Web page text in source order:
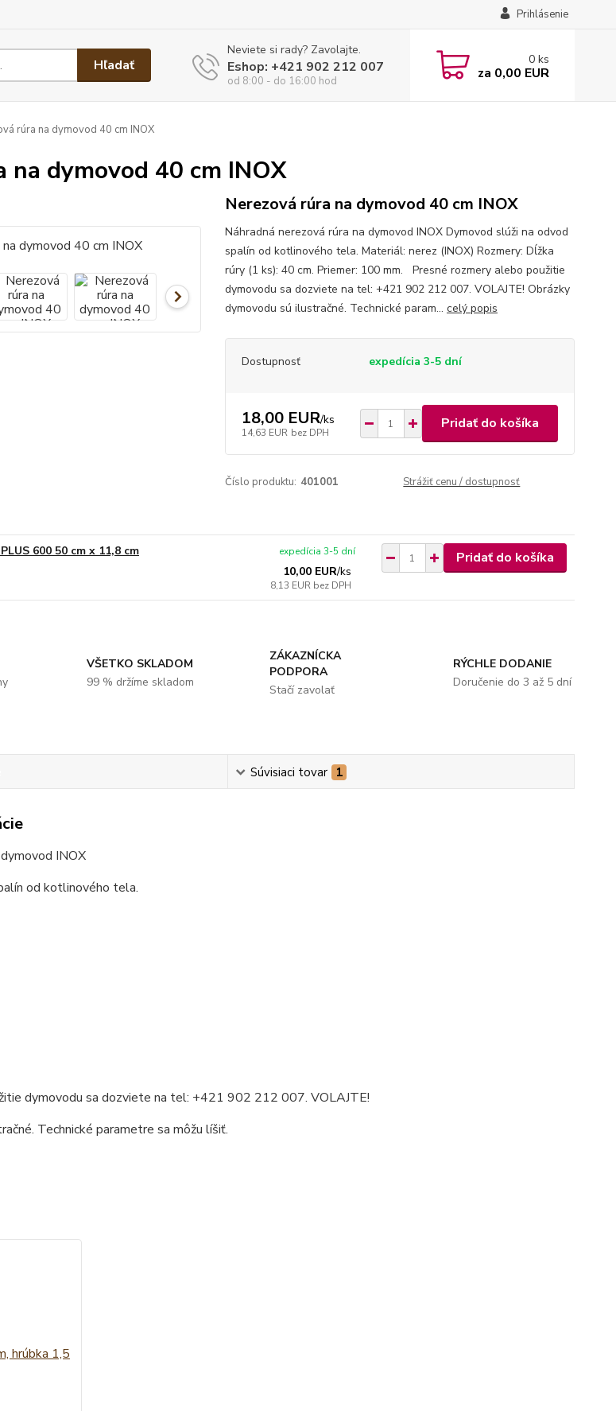
Prihlásenie
Hľadať
Neviete si rady? Zavolajte.
Eshop: +421 902 212 007
od 8:00 - do 16:00 hod
0 ks
za 0,00 EUR
rúra na dymovod 40 cm INOX
na dymovod 40 cm INOX
Nerezová rúra na dymovod 40 cm INOX
Náhradná nerezová rúra na dymovod INOX Dymovod slúži na odvod
spalín od kotlinového tela. Materiál: nerez (INOX) Rozmery: Dĺžka
rúry (1 ks): 40 cm. Priemer: 100 mm. Presné rozmery alebo použitie
dymovodu sa dozviete na tel: +421 902 212 007. VOLAJTE! Obrázky
dymovodu sú ilustračné. Technické param... celý popis
Dostupnosť expedícia 3-5 dní
18,00 EUR/ks
14,63 EUR bez DPH
Pridať do košíka
Číslo produktu: 401001 Strážiť cenu / dostupnosť
600 50 cm x 11,8 cm
10,00 EUR/ks
8,13 EUR bez DPH
expedícia 3-5 dní Pridať do košíka
VŠETKO SKLADOM
99 % držíme skladom
ZÁKAZNÍCKA
PODPORA
Stačí zavolať
RÝCHLE DODANIE
Doručenie do 3 až 5 dní
Súvisiaci tovar 1
INOX
od kotlinového tela.
dymovodu sa dozviete na tel: +421 902 212 007. VOLAJTE!
Technické parametre sa môžu líšiť.